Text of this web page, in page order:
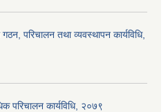
परिचालन तथा व्यवस्थापन कार्यविधि,
परिचालन कार्यविधि, २०७९